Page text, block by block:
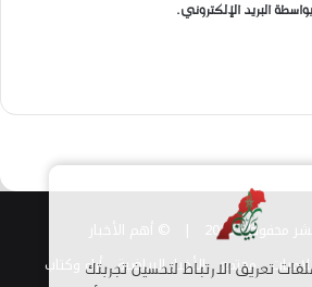
البريد الإلكتروني.
محفوظة 2026 |
مجتمع الأخبار الرياضية أراء وكتابتعريف الارتباط لتحسين تجربتك